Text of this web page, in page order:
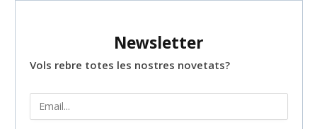
Newsletter
Vols rebre totes les nostres novetats?